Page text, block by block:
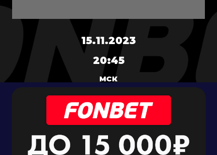
15.11.2023
20:45
МСК